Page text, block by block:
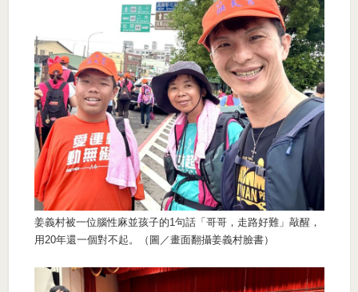
姜義村被一位腦性麻並孩子的1句話「哥哥，走路好難」敲醒，
用20年還一個對不起。（圖／畫面翻攝姜義村臉書）